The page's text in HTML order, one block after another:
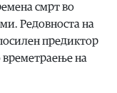
смрт во
Редовноста на
предиктор
времетраење на